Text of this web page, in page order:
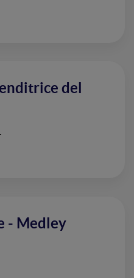
del
- Medley